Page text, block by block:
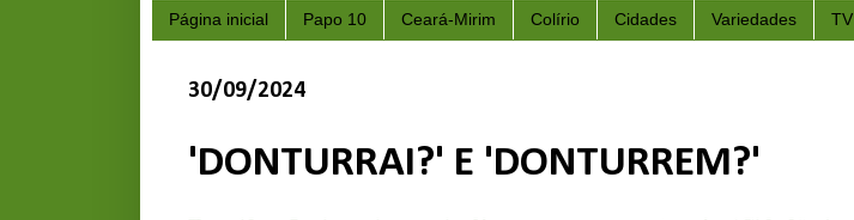
Página inicial Papo 10 Ceará-Mirim Colírio Cidades Variedades TV
30/09/2024
'DONTURRAI?' E 'DONTURREM?'